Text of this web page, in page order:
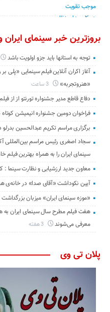
بروزترین خبر سینمای
توجه به استانها باید جزو اولویت باشد
آغاز اکران آنلاین فیلم سینمایی
«هنروتجربه»
3 ساعت
دفاع قاطع مدیر جشنواره تورنتو از از
فراخوان دومین جشنواره انیمیشن
برگزاری مراسم تکریم عبدالحسین
سجاد اصغری رئیس مراسم بین‌المللی
سینمای ایران را به همراه بهترین فیلم
معاون جدید ارزشیابی و نظارت سینما :
آیین نکوداشت «آقای صدا» در خانه‌ی
«موزه سینمای ایران» میزبان
هفت فیلم مطرح سال سینمای ایران به
معرفی می‌شوند
3 هفته
پلان تی وی